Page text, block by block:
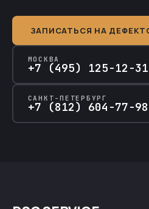
ЗАПИСАТЬСЯ НА
МОСКВА
+7 (495) 125-12-31
САНКТ-ПЕТЕРБУРГ
+7 (812) 604-77-98